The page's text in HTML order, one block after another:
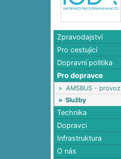
Zpravodajství
Pro cestující
Dopravní politika
Pro dopravce
» AMSBUS - provoz
» Služby
Technika
Dopravci
Infrastruktura
O nás